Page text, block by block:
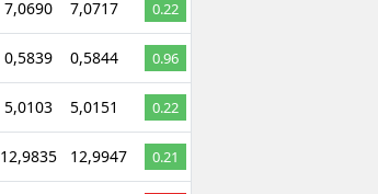
7,0690 7,0717 0.22
0,5839 0,5844 0.96
5,0103 5,0151 0.22
12,9835 12,9947 0.21